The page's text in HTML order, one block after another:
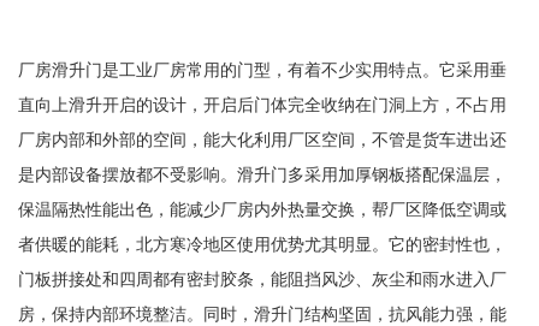
厂房滑升门是工业厂房常用的门型，有着不少实用特点。它采用垂
直向上滑升开启的设计，开启后门体完全收纳在门洞上方，不占用
厂房内部和外部的空间，能大化利用厂区空间，不管是货车进出还
是内部设备摆放都不受影响。滑升门多采用加厚钢板搭配保温层，
保温隔热性能出色，能减少厂房内外热量交换，帮厂区降低空调或
者供暖的能耗，北方寒冷地区使用优势尤其明显。它的密封性也，
门板拼接处和四周都有密封胶条，能阻挡风沙、灰尘和雨水进入厂
房，保持内部环境整洁。同时，滑升门结构坚固，抗风能力强，能